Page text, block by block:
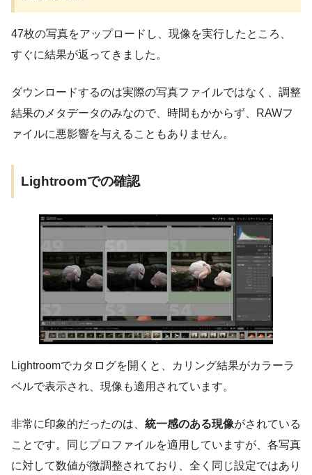
47枚の写真をアップロードし、現像を実行したところ、
すぐに結果が返ってきました。
ダウンロードするのは実際の写真ファイルではなく、調整
結果のメタデータのみなので、時間もかからず、RAWフ
ァイルに悪影響を与えることもありません。
Lightroomでの確認
Lightroomでカタログを開くと、カリング結果がカラーラ
ベルで表示され、現像も適用されています。
非常に印象的だったのは、 統一感のある現像がされている
ことです。同じプロファイルを適用していますが、各写真
に対して数値が微調整されており、全く同じ設定ではあり